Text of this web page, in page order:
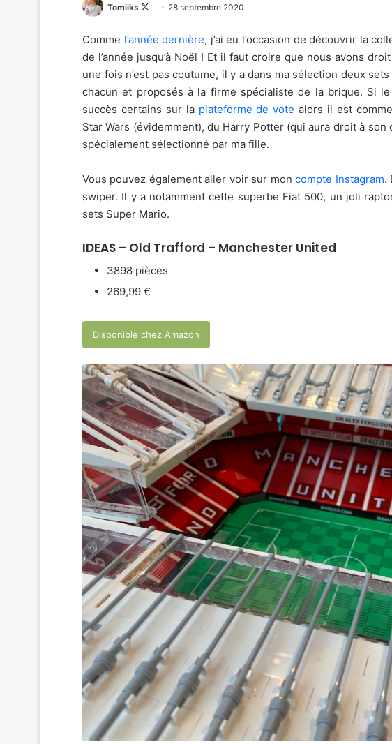
Tomiiks
Follow
X
28 septembre 2020
Comme l’année dernière, j’ai eu l’occasion de découvrir la
de l’année jusqu’à Noël ! Et il faut croire que nous avons
une fois n’est pas coutume, il y a dans ma sélection deux
chacun et proposés à la firme spécialiste de la brique. Si
succès certains sur la plateforme de vote alors il est
Star Wars (évidemment), du Harry Potter (qui aura droit à
spécialement sélectionné par ma fille.
Vous pouvez également aller voir sur moncompte Instagram.
swiper. Il y a notamment cette superbe Fiat 500, un joli
sets Super Mario.
IDEAS – Old Trafford – Manchester United
3898 pièces
269,99 €
Disponible chez Amazon